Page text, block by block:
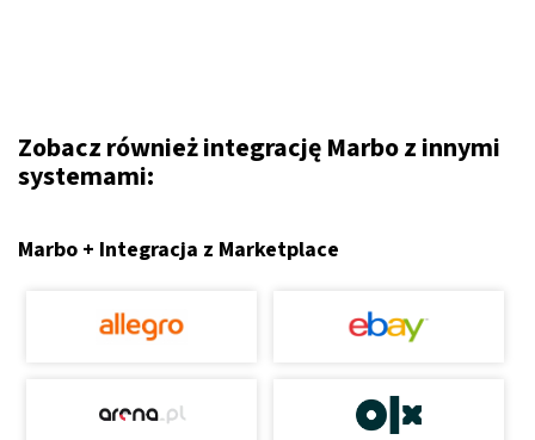
Zobacz również integrację Marbo z innymi
systemami:
Marbo + Integracja z Marketplace